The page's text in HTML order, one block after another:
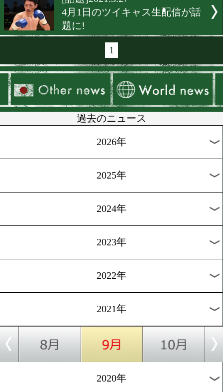
[バンタム級]2021.4.29
バンタム級戦線が動き始め
[テレビ情報]2021.4.7
中谷潤人がTV神奈川に出演
[告知]2021.4.2
京口紘人がFM大阪に出演
[告知]2021.3.30
多田悦子がマリンFMに出
[話題]2021.3.27
4月1日のツイキャス生配信
題に!
1
過去のニュース